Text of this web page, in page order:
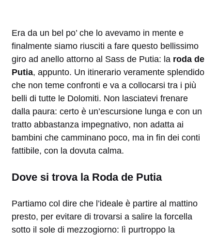
Era da un bel po’ che lo avevamo in mente e
finalmente siamo riusciti a fare questo bellissimo
giro ad anello attorno al Sass de Putia: la roda de
Putia, appunto. Un itinerario veramente splendido
che non teme confronti e va a collocarsi tra i più
belli di tutte le Dolomiti. Non lasciatevi frenare
dalla paura: certo è un’escursione lunga e con un
tratto abbastanza impegnativo, non adatta ai
bambini che camminano poco, ma in fin dei conti
fattibile, con la dovuta calma.
Dove si trova la Roda de Putia
Partiamo col dire che l’ideale è partire al mattino
presto, per evitare di trovarsi a salire la forcella
sotto il sole di mezzogiorno: lì purtroppo la